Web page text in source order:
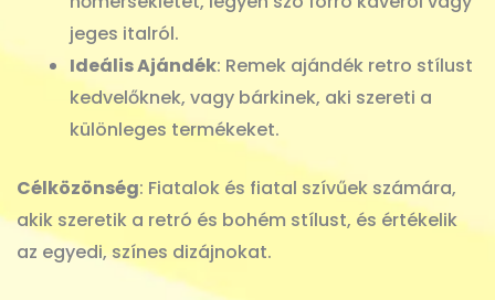
jeges italról.
Ideális Ajándék: Remek ajándék retro stílust
kedvelőknek, vagy bárkinek, aki szereti a
különleges termékeket.
Célközönség: Fiatalok és fiatal szívűek számára,
akik szeretik a retró és bohém stílust, és értékelik
az egyedi, színes dizájnokat.